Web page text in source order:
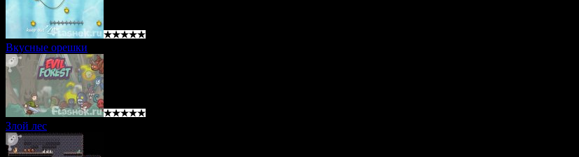
Вкусные орешки
Злой лес